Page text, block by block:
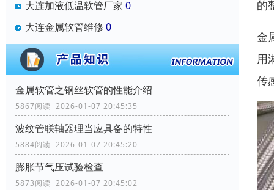
大连加液低温软管厂家 0
大连金属软管维修 0
金属软管之钢丝软管的性能介绍
5867阅读 2026-01-07 20:45:35
波纹管联轴器理当应具备的特性
5884阅读 2026-01-07 20:45:20
膨胀节气压试验检查
5873阅读 2026-01-07 20:45:02
的
金
用
传